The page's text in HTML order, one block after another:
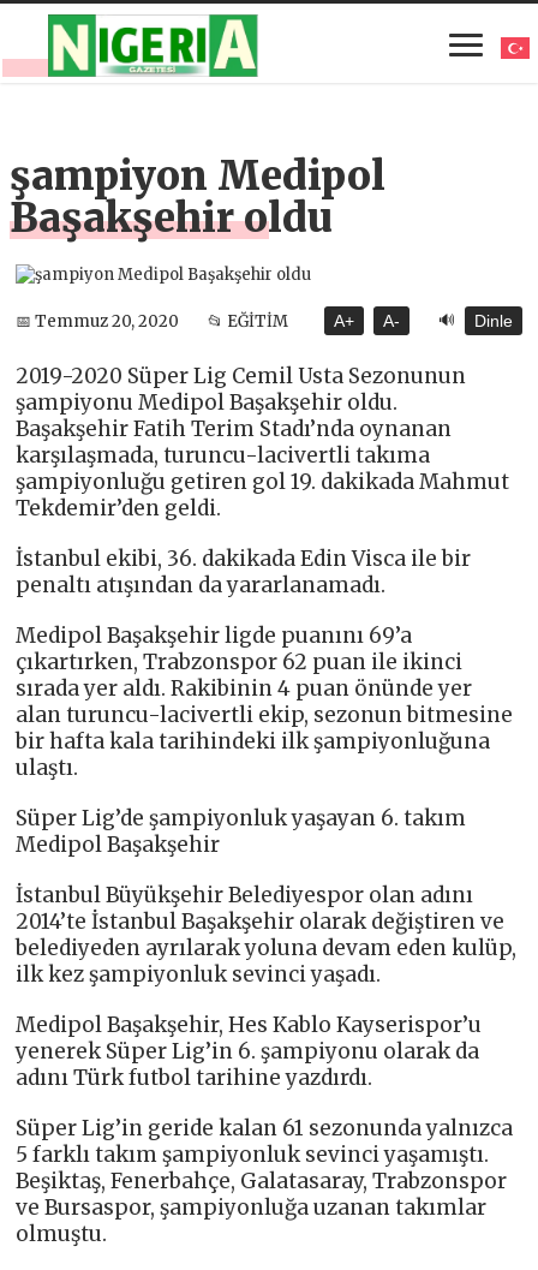
şampiyon Medipol
Başakşehir oldu
📅 Temmuz 20, 2020 📂 EĞİTİM A+ A- 🔊 Dinle
2019-2020 Süper Lig Cemil Usta Sezonunun
şampiyonu Medipol Başakşehir oldu.
Başakşehir Fatih Terim Stadı’nda oynanan
karşılaşmada, turuncu-lacivertli takıma
şampiyonluğu getiren gol 19. dakikada Mahmut
Tekdemir’den geldi.
İstanbul ekibi, 36. dakikada Edin Visca ile bir
penaltı atışından da yararlanamadı.
Medipol Başakşehir ligde puanını 69’a
çıkartırken, Trabzonspor 62 puan ile ikinci
sırada yer aldı. Rakibinin 4 puan önünde yer
alan turuncu-lacivertli ekip, sezonun bitmesine
bir hafta kala tarihindeki ilk şampiyonluğuna
ulaştı.
Süper Lig’de şampiyonluk yaşayan 6. takım
Medipol Başakşehir
İstanbul Büyükşehir Belediyespor olan adını
2014’te İstanbul Başakşehir olarak değiştiren ve
belediyeden ayrılarak yoluna devam eden kulüp,
ilk kez şampiyonluk sevinci yaşadı.
Medipol Başakşehir, Hes Kablo Kayserispor’u
yenerek Süper Lig’in 6. şampiyonu olarak da
adını Türk futbol tarihine yazdırdı.
Süper Lig’in geride kalan 61 sezonunda yalnızca
5 farklı takım şampiyonluk sevinci yaşamıştı.
Beşiktaş, Fenerbahçe, Galatasaray, Trabzonspor
ve Bursaspor, şampiyonluğa uzanan takımlar
olmuştu.